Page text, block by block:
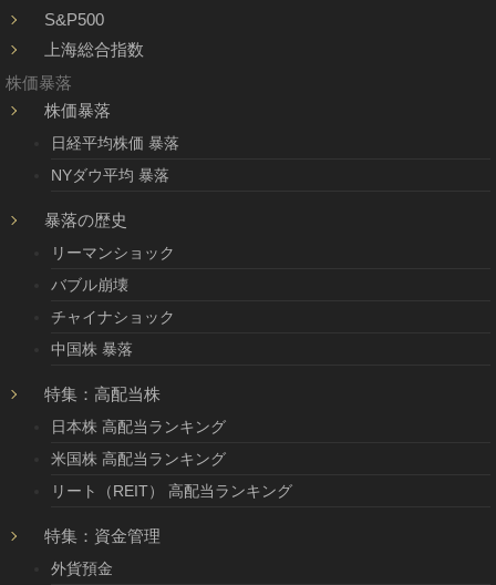
S&P500
上海総合指数
株価暴落
株価暴落
日経平均株価 暴落
NYダウ平均 暴落
暴落の歴史
リーマンショック
バブル崩壊
チャイナショック
中国株 暴落
特集：高配当株
日本株 高配当ランキング
米国株 高配当ランキング
リート（REIT） 高配当ランキング
特集：資金管理
外貨預金